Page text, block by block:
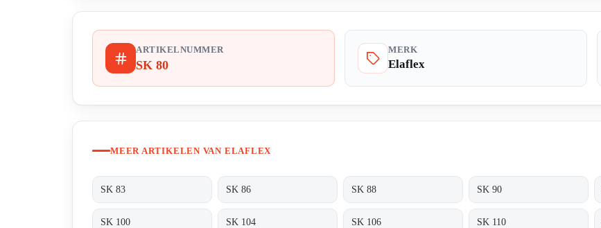
ARTIKELNUMMER
SK 80
MERK
Elaflex
MEER ARTIKELEN VAN ELAFLEX
SK 83 SK 86 SK 88 SK 90
SK 100 SK 104 SK 106 SK 110